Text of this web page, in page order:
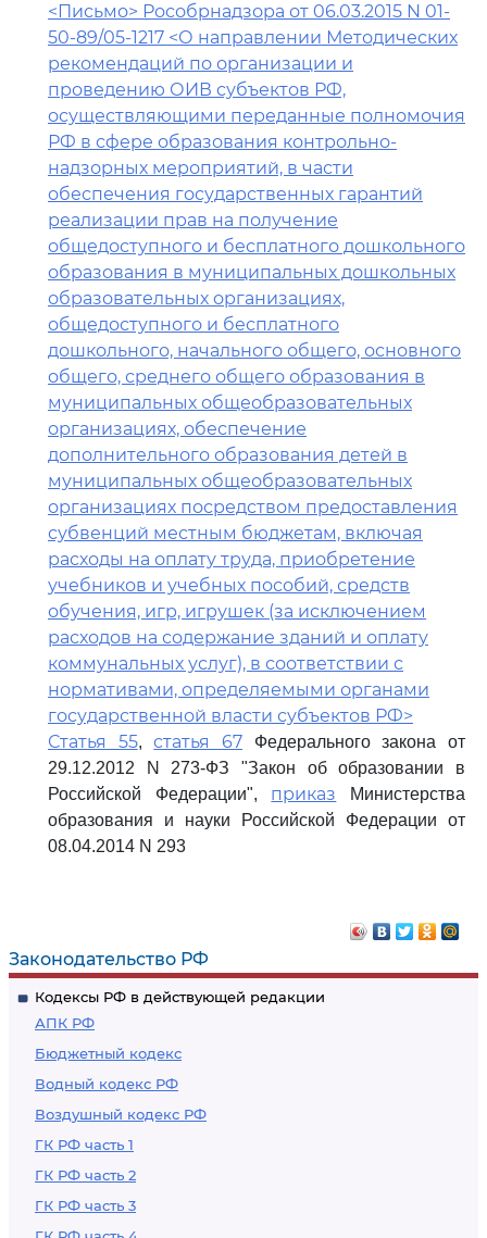
Законодательство РФ
Кодексы РФ в действующей редакции
АПК РФ
Бюджетный кодекс
Водный кодекс РФ
Воздушный кодекс РФ
ГК РФ часть 1
ГК РФ часть 2
ГК РФ часть 3
<Письмо> Рособрнадзора от 06.03.2015 N 01-
50-89/05-1217 <О направлении Методических
рекомендаций по организации и
проведению ОИВ субъектов РФ,
осуществляющими переданные полномочия
РФ в сфере образования контрольно-
надзорных мероприятий, в части
обеспечения государственных гарантий
реализации прав на получение
общедоступного и бесплатного дошкольного
образования в муниципальных дошкольных
образовательных организациях,
общедоступного и бесплатного
дошкольного, начального общего, основного
общего, среднего общего образования в
муниципальных общеобразовательных
организациях, обеспечение
дополнительного образования детей в
муниципальных общеобразовательных
организациях посредством предоставления
субвенций местным бюджетам, включая
расходы на оплату труда, приобретение
учебников и учебных пособий, средств
обучения, игр, игрушек (за исключением
расходов на содержание зданий и оплату
коммунальных услуг), в соответствии с
нормативами, определяемыми органами
государственной власти субъектов РФ>
Статья 55,статья 67 Федерального закона от
29.12.2012 N 273-ФЗ "Закон об образовании в
Российской Федерации", приказ Министерства
образования и науки Российской Федерации от
08.04.2014 N 293